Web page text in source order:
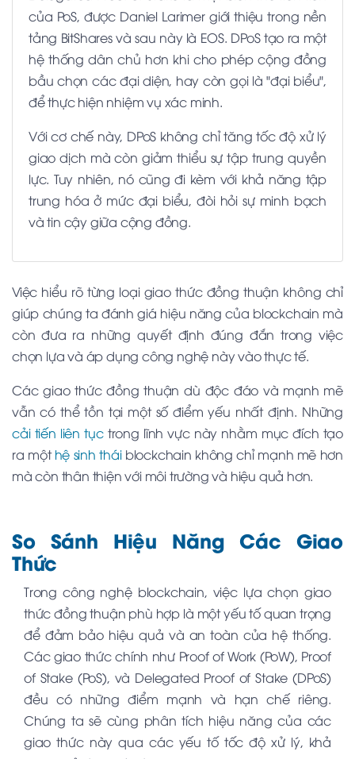
của PoS, được Daniel Larimer giới thiệu trong nền
tảng BitShares và sau này là EOS. DPoS tạo ra một
hệ thống dân chủ hơn khi cho phép cộng đồng
bầu chọn các đại diện, hay còn gọi là "đại biểu",
để thực hiện nhiệm vụ xác minh.
Với cơ chế này, DPoS không chỉ tăng tốc độ xử lý
giao dịch mà còn giảm thiểu sự tập trung quyền
lực. Tuy nhiên, nó cũng đi kèm với khả năng tập
trung hóa ở mức đại biểu, đòi hỏi sự minh bạch
và tin cậy giữa cộng đồng.
Việc hiểu rõ từng loại giao thức đồng thuận không chỉ
giúp chúng ta đánh giá hiệu năng của blockchain mà
còn đưa ra những quyết định đúng đắn trong việc
chọn lựa và áp dụng công nghệ này vào thực tế.
Các giao thức đồng thuận dù độc đáo và mạnh mẽ
vẫn có thể tồn tại một số điểm yếu nhất định. Những
cải tiến liên tụctrong lĩnh vực này nhằm mục đích tạo
ra mộthệ sinh tháiblockchain không chỉ mạnh mẽ hơn
mà còn thân thiện với môi trường và hiệu quả hơn.
So Sánh Hiệu Năng Các Giao
Thức
Trong công nghệ blockchain, việc lựa chọn giao
thức đồng thuận phù hợp là một yếu tố quan trọng
để đảm bảo hiệu quả và an toàn của hệ thống.
Các giao thức chính như Proof of Work (PoW), Proof
of Stake (PoS), và Delegated Proof of Stake (DPoS)
đều có những điểm mạnh và hạn chế riêng.
Chúng ta sẽ cùng phân tích hiệu năng của các
giao thức này qua các yếu tố tốc độ xử lý, khả